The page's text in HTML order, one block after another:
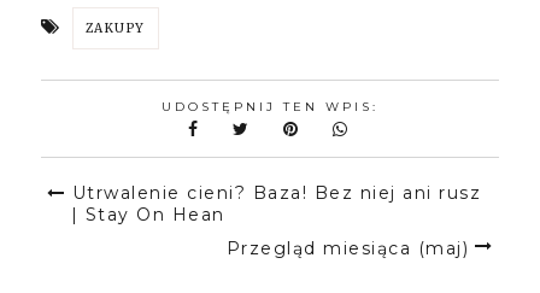
ZAKUPY
UDOSTĘPNIJ TEN WPIS:
Utrwalenie cieni? Baza! Bez niej ani rusz
| Stay On Hean
Przegląd miesiąca (maj)